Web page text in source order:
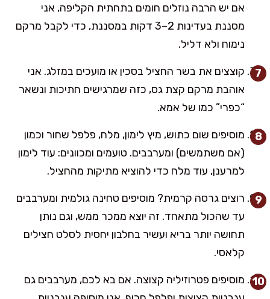
אם יש הרבה נוזלים חומים בתחתית הקליפה, אני
מסננת בעדינות 2–3 דקות במסננת, כדי לקבל מרקם
נימוח ולא דליל.
קוצצים את בשר החציל בסכין או מועכים במזלג. אני
אוהבת מרקם קצת גס, כזה שמרגישים חתיכות ונשאר
“כפרי” כמו של אמא.
מוסיפים שום כתוש, מיץ לימון, מלח, פלפל שחור וכמון
(אם משתמשים) ומערבבים. טועמים ומכוונים: עוד לימון
למרענן, עוד מלח כדי להוציא מתיקות מהחציל.
רוצים גרסה קרמית? מוסיפים טחינה גולמית ומערבבים
עד שהכול מתאחד. זה יוצא ממכר ממש, וגם נותן
תחושה יותר בריא ועשיר בחלבון יחסית לסלט חצילים
קלאסי.
מוסיפים פטרוזיליה קצוצה. אם בא לכם, מערבבים גם